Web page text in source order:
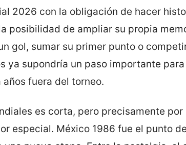
2026 con la obligación de hacer
posibilidad de ampliar su propia
gol, sumar su primer punto o
ya supondría un paso importante
fuera del torneo.
es corta, pero precisamente por
especial. México 1986 fue el punto